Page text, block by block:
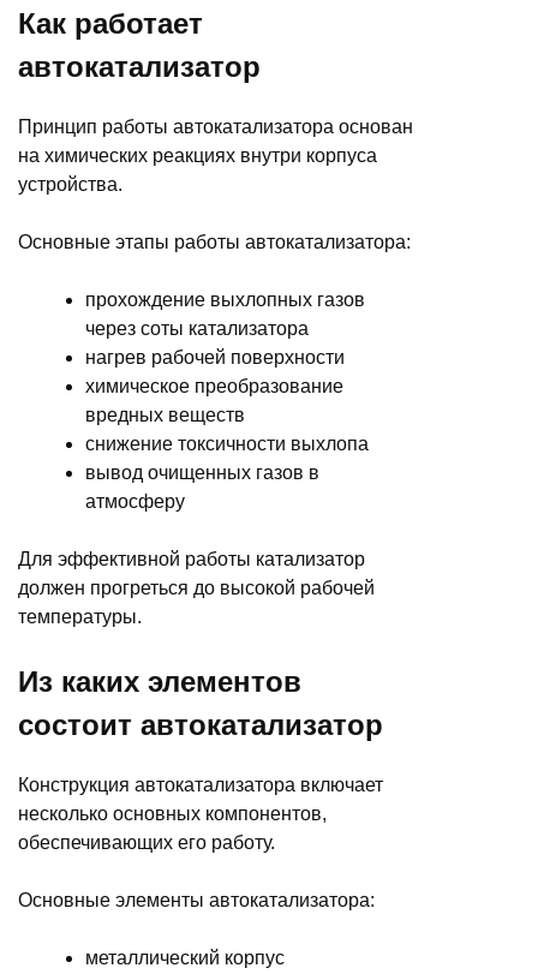
Как работает
автокатализатор
Принцип работы автокатализатора основан
на химических реакциях внутри корпуса
устройства.
Основные этапы работы автокатализатора:
прохождение выхлопных газов
через соты катализатора
нагрев рабочей поверхности
химическое преобразование
вредных веществ
снижение токсичности выхлопа
вывод очищенных газов в
атмосферу
Для эффективной работы катализатор
должен прогреться до высокой рабочей
температуры.
Из каких элементов
состоит автокатализатор
Конструкция автокатализатора включает
несколько основных компонентов,
обеспечивающих его работу.
Основные элементы автокатализатора:
металлический корпус